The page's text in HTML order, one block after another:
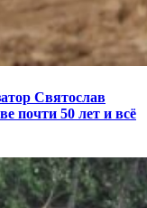
Святослав
почти 50 лет и всё